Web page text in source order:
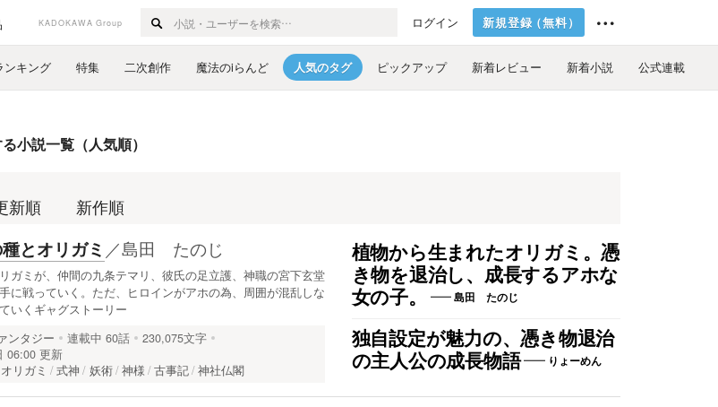
KADOKAWA Group ログイン 新規登録（無料）
ンキング 特集 二次創作 魔法のiらんど 人気のタグ ピックアップ 新着レビュー 新着小説 公式連載
小説一覧（人気順）
新順 新作順
植物から生まれたオリガミ。憑
き物を退治し、成長するアホな
女の子。
島田 たのじ
独自設定が魅力の、憑き物退治
の主人公の成長物語
りょーめん
とオリガミ ／島田 たのじ
ガミが、仲間の九条テマリ、彼氏の足立護、神職の宮下玄堂
に戦っていく。ただ、ヒロインがアホの為、周囲が混乱しな
いくギャグストーリー
ンタジー 連載中 60話
230,075文字
06:00 更新
オリガミ 式神 妖術 神様 古事記 神社仏閣